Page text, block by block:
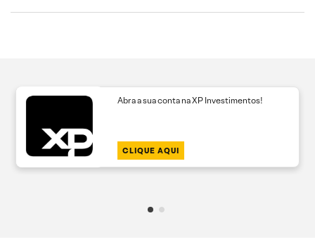
Abra a sua conta na XP Investimentos!
CLIQUE AQUI